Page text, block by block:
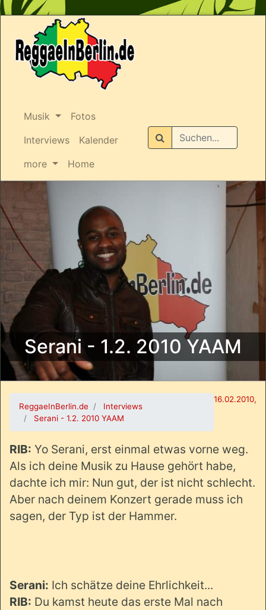
Musik
Fotos
Interviews
Kalender
more
Home
Suchen
Serani - 1.2. 2010 YAAM
16.02.2010,
ReggaeInBerlin.de
Interviews
Serani - 1.2. 2010 YAAM
RIB: Yo Serani, erst einmal etwas vorne weg.
Als ich deine Musik zu Hause gehört habe,
dachte ich mir: Nun gut, der ist nicht schlecht.
Aber nach deinem Konzert gerade muss ich
sagen, der Typ ist der Hammer.
Serani: Ich schätze deine Ehrlichkeit...
RIB: Du kamst heute das erste Mal nach